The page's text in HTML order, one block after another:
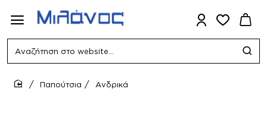
Αναζήτηση
website...
Παπούτσια Ανδρικά